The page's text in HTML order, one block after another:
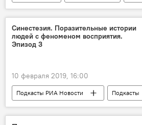
Синестезия. Поразительные истории
людей с феноменом восприятия.
Эпизод 3
10 февраля 2019, 16:00
Подкасты РИА Новости
Подкасты
Новости
Общество
В
Подкасты